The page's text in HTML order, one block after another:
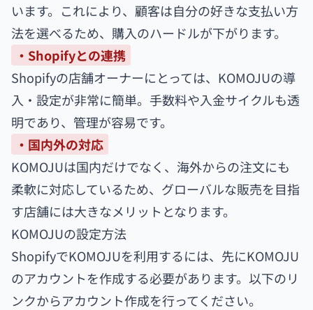
います。これにより、顧客は自分の好きな支払い方
法を選べるため、購入のハードルが下がります。
・Shopifyとの連携
Shopifyの店舗オーナーにとっては、KOMOJUの導
入・設定が非常に簡単。手数料や入金サイクルも透
明であり、管理が容易です。
・国内外の対応
KOMOJUは国内だけでなく、海外からの注文にも
柔軟に対応しているため、グローバルな販売を目指
す店舗には大きなメリットとなります。
KOMOJUの設定方法
ShopifyでKOMOJUを利用するには、先にKOMOJU
のアカウントを作成する必要があります。以下のリ
ンクからアカウント作成を行ってください。